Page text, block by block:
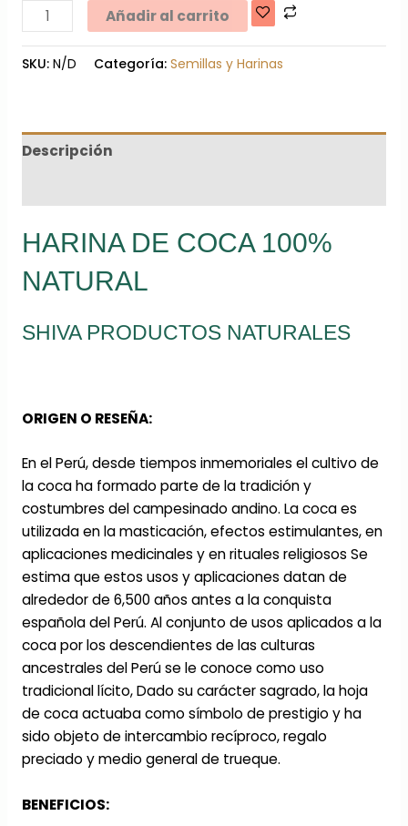
Añadir al carrito
SKU: N/D Categoría: Semillas y Harinas
Descripción
HARINA DE COCA 100%
NATURAL
SHIVA PRODUCTOS NATURALES
ORIGEN O RESEÑA:
En el Perú, desde tiempos inmemoriales el cultivo de
la coca ha formado parte de la tradición y
costumbres del campesinado andino. La coca es
utilizada en la masticación, efectos estimulantes, en
aplicaciones medicinales y en rituales religiosos Se
estima que estos usos y aplicaciones datan de
alrededor de 6,500 años antes a la conquista
española del Perú. Al conjunto de usos aplicados a la
coca por los descendientes de las culturas
ancestrales del Perú se le conoce como uso
tradicional lícito, Dado su carácter sagrado, la hoja
de coca actuaba como símbolo de prestigio y ha
sido objeto de intercambio recíproco, regalo
preciado y medio general de trueque.
BENEFICIOS: